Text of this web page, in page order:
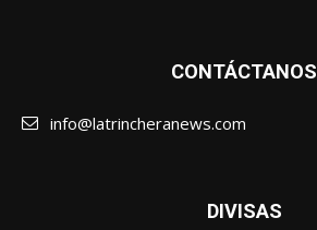
CONTÁCTANOS
info@latrincheranews.com
DIVISAS